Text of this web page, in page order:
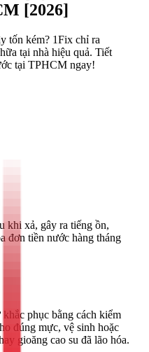
[2026]
tốn kém? 1Fix chỉ ra
tại nhà hiệu quả. Tiết
tại TPHCM ngay!
khi xả, gây ra tiếng ồn,
đơn tiền nước hàng tháng
khắc phục bằng cách kiểm
đúng mực, vệ sinh hoặc
gioăng cao su đã lão hóa.